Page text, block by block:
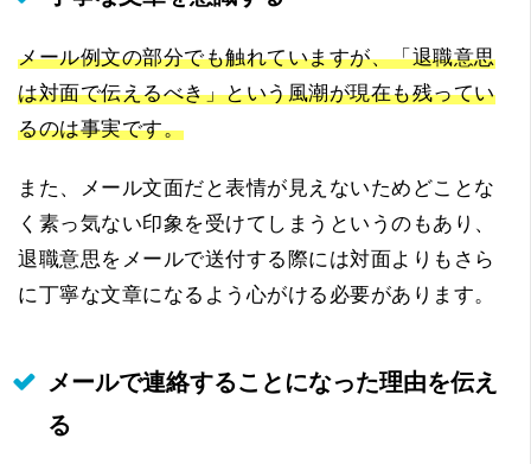
メール例文の部分でも触れていますが、「退職意思
は対面で伝えるべき」という風潮が現在も残ってい
るのは事実です。
また、メール文面だと表情が見えないためどことな
く素っ気ない印象を受けてしまうというのもあり、
退職意思をメールで送付する際には対面よりもさら
に丁寧な文章になるよう心がける必要があります。
メールで連絡することになった理由を伝え
る